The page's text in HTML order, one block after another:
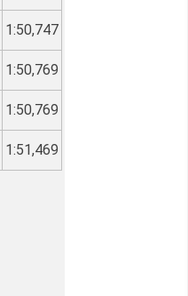
1:50,747
1:50,769
1:50,769
1:51,469